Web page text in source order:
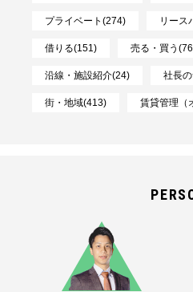
プライベート(274) リース
借りる(151) 売る・買う
沿線・施設紹介(24) 社長
街・地域(413) 賃貸管理（